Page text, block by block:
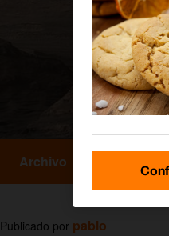
Archivo
Publicado por pablo